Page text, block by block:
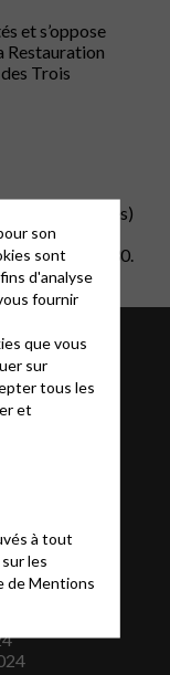
et s’oppose
Restauration
Trois
les difficultés)
1767-1830.
2025
2025
son
sont
d'analyse
fournir
que vous
sur
tous les
et
à tout
les
deMentions